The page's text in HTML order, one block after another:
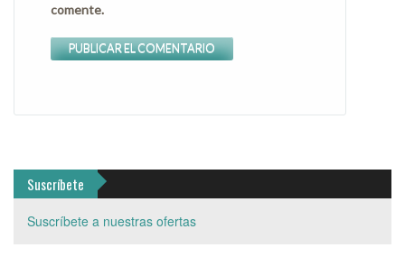
comente.
Suscríbete
Suscríbete a nuestras ofertas